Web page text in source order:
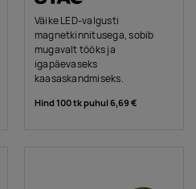
Väike LED-valgusti
magnetkinnitusega, sobib
mugavalt tööks ja
igapäevaseks
kaasaskandmiseks.
Hind 100 tk puhul6,69 €